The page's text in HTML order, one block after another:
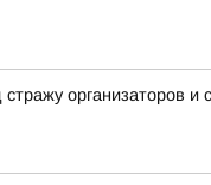
организаторов и